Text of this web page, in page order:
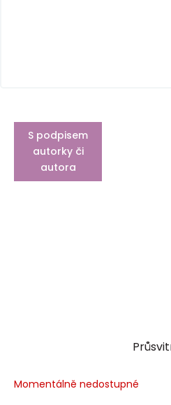
S podpisem
autorky či
autora
Momentálně nedostupné